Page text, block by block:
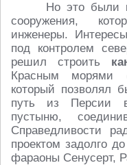
Но это были
сооружения,
инженеры.
под контролем
решил строить
Красным морями
который позволял
путь из Персии
пустыню,
Справедливости
проектом задолго
фараоны Сенусерт,